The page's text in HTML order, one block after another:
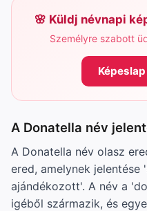
Küldj névnapi
Személyre szabott
A Donatella név
A Donatella név olasz
ered, amelynek
ajándékozott'. A név a
igéből származik, és